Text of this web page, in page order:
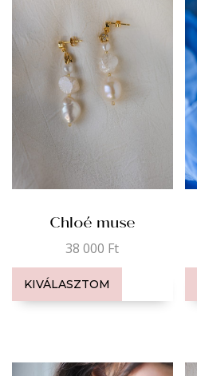
Chloé muse
38 000 Ft
KIVÁLASZTOM